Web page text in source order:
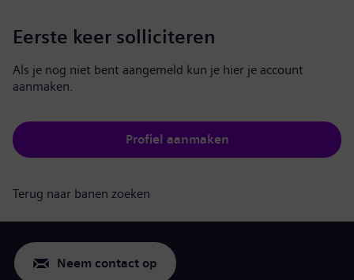
Eerste keer solliciteren
Als je nog niet bent aangemeld kun je hier je account
aanmaken.
Profiel aanmaken
Terug naar banen zoeken
Neem contact op